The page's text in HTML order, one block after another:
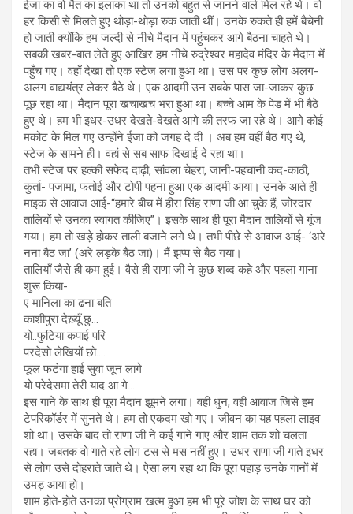
ईजा का वो मैत का इलाका था तो उनको बहुत से जानने वाले मिल रहे थे। वो
हर किसी से मिलते हुए थोड़ा-थोड़ा रुक जाती थीं। उनके रुकते ही हमें बैचेनी
हो जाती क्योंकि हम जल्दी से नीचे मैदान में पहुंचकर आगे बैठना चाहते थे।
सबकी खबर-बात लेते हुए आखिर हम नीचे रुद्रेश्वर महादेव मंदिर के मैदान में
पहुँच गए। वहाँ देखा तो एक स्टेज लगा हुआ था। उस पर कुछ लोग अलग-
अलग वाद्ययंत्र लेकर बैठे थे। एक आदमी उन सबके पास जा-जाकर कुछ
पूछ रहा था। मैदान पूरा खचाखच भरा हुआ था। बच्चे आम के पेड में भी बैठे
हुए थे। हम भी इधर-उधर देखते-देखते आगे की तरफ जा रहे थे। आगे कोई
मकोट के मिल गए उन्होंने ईजा को जगह दे दी । अब हम वहीं बैठ गए थे,
स्टेज के सामने ही। वहां से सब साफ दिखाई दे रहा था।
तभी स्टेज पर हल्की सफेद दाढ़ी, सांवला चेहरा, जानी-पहचानी कद-काठी,
कुर्ता- पजामा, फतोई और टोपी पहना हुआ एक आदमी आया। उनके आते ही
माइक से आवाज आई-“हमारे बीच में हीरा सिंह राणा जी आ चुके हैं, जोरदार
तालियों से उनका स्वागत कीजिए”। इसके साथ ही पूरा मैदान तालियों से गूंज
गया। हम तो खड़े होकर ताली बजाने लगे थे। तभी पीछे से आवाज आई- ‘अरे
नना बैठ जा’ (अरे लड़के बैठ जा)। मैं झप्प से बैठ गया।
तालियाँ जैसे ही कम हुई। वैसे ही राणा जी ने कुछ शब्द कहे और पहला गाना
शुरू किया-
ए मानिला का ढना बति
काशीपुरा देख़्यूँ छु…
यो..फुटिया कपाई परि
परदेसो लेखियों छो….
फूल फटंगा हाई सुवा जून लागे
यो परेदेसमा तेरी याद आ गे….
इस गाने के साथ ही पूरा मैदान झूमने लगा। वही धुन, वही आवाज जिसे हम
टेपरिकॉर्डर में सुनते थे। हम तो एकदम खो गए। जीवन का यह पहला लाइव
शो था। उसके बाद तो राणा जी ने कई गाने गाए और शाम तक शो चलता
रहा। जबतक वो गाते रहे लोग टस से मस नहीं हुए। उधर राणा जी गाते इधर
से लोग उसे दोहराते जाते थे। ऐसा लग रहा था कि पूरा पहाड़ उनके गानों में
उमड़ आया हो।
शाम होते-होते उनका प्रोग्राम खत्म हुआ हम भी पूरे जोश के साथ घर को